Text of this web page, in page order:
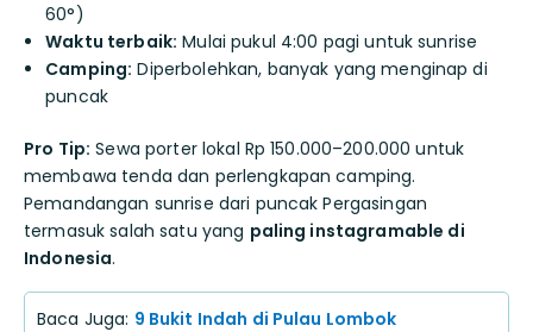
60°)
Waktu terbaik: Mulai pukul 4:00 pagi untuk sunrise
Camping: Diperbolehkan, banyak yang menginap di
puncak
Pro Tip: Sewa porter lokal Rp 150.000–200.000 untuk
membawa tenda dan perlengkapan camping.
Pemandangan sunrise dari puncak Pergasingan
termasuk salah satu yang paling instagramable di
Indonesia.
Baca Juga: 9 Bukit Indah di Pulau Lombok